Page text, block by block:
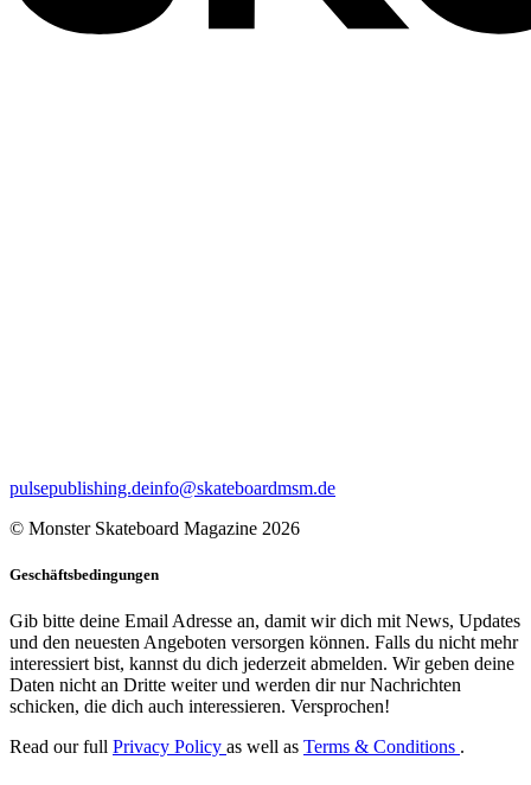
pulsepublishing.deinfo@skateboardmsm.de
© Monster Skateboard Magazine 2026
Geschäftsbedingungen
Gib bitte deine Email Adresse an, damit wir dich mit News, Updates
und den neuesten Angeboten versorgen können. Falls du nicht mehr
interessiert bist, kannst du dich jederzeit abmelden. Wir geben deine
Daten nicht an Dritte weiter und werden dir nur Nachrichten
schicken, die dich auch interessieren. Versprochen!
Read our full Privacy Policy as well as Terms & Conditions .